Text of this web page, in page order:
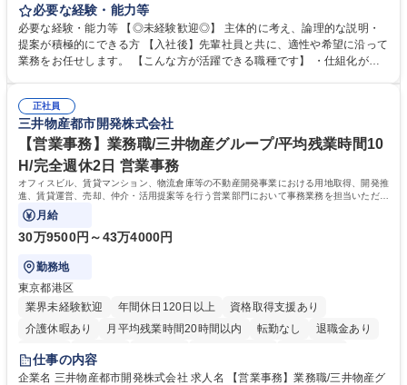
討、イベント運営などの幅広い業務を担当し、間接的に会社の生産性向上
や成長に貢献している部署です。 会社の全メンバーが安心して長く成果を
発揮できる環境を整えるために、毎日のメンテナンスや維持管理に加え、
新たな施策検討を積極的に行っていただき、会社全体を巻き込み課題解決
幅広い業務の体得が可能で、多様なキャリアパスを描くことも可能です。
募集職種 【総務】未経験歓迎◎/リモート可/世界で唯一の事業/福利厚生◎/
再雇用有
必要な経験・能力等
必要な経験・能力等 【◎未経験歓迎◎】 主体的に考え、論理的な説明・
提案が積極的にできる方 【入社後】先輩社員と共に、適性や希望に沿って
業務をお任せします。 【こんな方が活躍できる職種です】 ・仕組化が好
対処できる・新しいことに興味関心がある 【魅力】■自己啓発支援：資格
取得や通信教育など費用の80%（年間25万円まで）を補助 ■住宅手当：家
賃の50%（月額7万円まで）を補助 学歴・資格 学歴：大学院 大学 語学
力： 資格：
正社員
三井物産都市開発株式会社
【営業事務】業務職/三井物産グループ/平均残業時間10
H/完全週休2日 営業事務
オフィスビル、賃貸マンション、物流倉庫等の不動産開発事業における用地取得、開発推
進、賃貸運営、売却、仲介・活用提案等を行う営業部門において事務業務を担当いただき
ます。
月給
30万9500円～43万4000円
勤務地
東京都港区
業界未経験歓迎
年間休日120日以上
資格取得支援あり
介護休暇あり
月平均残業時間20時間以内 転勤なし
退職金あり
在宅OK
賞与あり
駅近5分以内
土日祝休み 寮・社宅あり
仕事の内容
企業名 三井物産都市開発株式会社 求人名 【営業事務】業務職/三井物産グ